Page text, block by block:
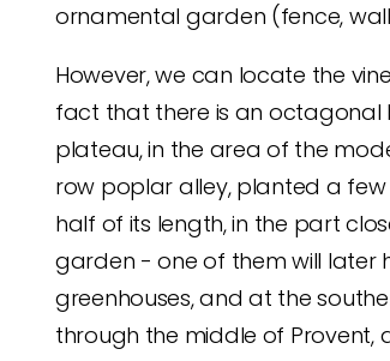
ornamental garden (fence,
However, we can locate the
fact that there is an octagonal
plateau, in the area of ​​the
row poplar alley, planted a few
half of its length, in the part
garden - one of them will later
greenhouses, and at the
through the middle of Provent,